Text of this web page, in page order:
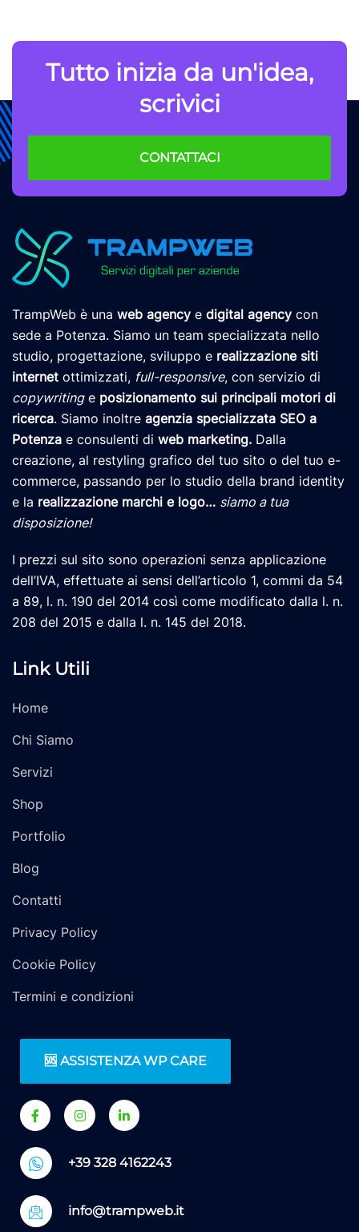
Tutto inizia da un'idea,
scrivici
CONTATTACI
TrampWeb è una web agency e digital agency con
sede a Potenza. Siamo un team specializzata nello
studio, progettazione, sviluppo e realizzazione siti
internet ottimizzati, full-responsive, con servizio di
copywritinge posizionamento sui principali motori di
ricerca. Siamo inoltre agenzia specializzata SEO a
Potenza e consulenti di web marketing. Dalla
creazione, al restyling grafico del tuo sito o del tuo e-
commerce, passando per lo studio della brand identity
e la realizzazione marchi e logo… siamo a tua
disposizione!
I prezzi sul sito sono operazioni senza applicazione
dell’IVA, effettuate ai sensi dell’articolo 1, commi da 54
a 89, l. n. 190 del 2014 così come modificato dalla l. n.
208 del 2015 e dalla l. n. 145 del 2018.
Link Utili
Home
Chi Siamo
Servizi
Shop
Portfolio
Blog
Contatti
Privacy Policy
Cookie Policy
Termini e condizioni
🆘 ASSISTENZA WP CARE
+39 328 4162243
info@trampweb.it